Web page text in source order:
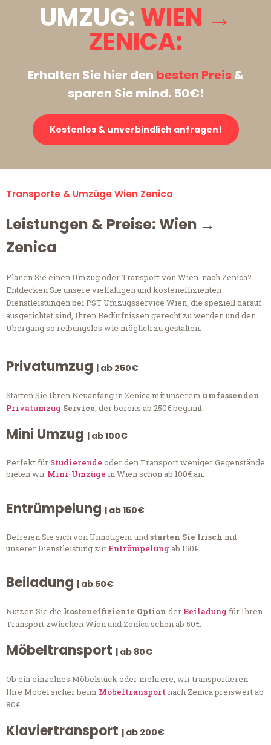
UMZUG:WIEN →
ZENICA:
Erhalten Sie hier den besten Preis&
sparen Sie mind. 50€!
Kostenlos & unverbindlich anfragen!
Transporte & Umzüge Wien Zenica
Leistungen & Preise: Wien →
Zenica
Planen Sie einen Umzug oder Transport von Wien nach Zenica?
Entdecken Sie unsere vielfältigen und kosteneffizienten
Dienstleistungen bei PST Umzugsservice Wien, die speziell darauf
ausgerichtet sind, Ihren Bedürfnissen gerecht zu werden und den
Übergang so reibungslos wie möglich zu gestalten.
Privatumzug | ab 250€
Starten Sie Ihren Neuanfang in Zenica mit unserem umfassenden
Privatumzug Service, der bereits ab 250€ beginnt.
Mini Umzug | ab 100€
Perfekt für Studierende oder den Transport weniger Gegenstände
bieten wir Mini-Umzüge in Wien schon ab 100€ an.
Entrümpelung | ab 150€
Befreien Sie sich von Unnötigem undstarten Sie frisch mit
unserer Dienstleistung zurEntrümpelung ab 150€.
Beiladung | ab 50€
Nutzen Sie die kosteneffiziente Option der Beiladung für Ihren
Transport zwischen Wien und Zenica schon ab 50€.
Möbeltransport | ab 80€
Ob ein einzelnes Möbelstück oder mehrere, wir transportieren
Ihre Möbel sicher beim Möbeltransportnach Zenica preiswert ab
80€.
Klaviertransport | ab 200€